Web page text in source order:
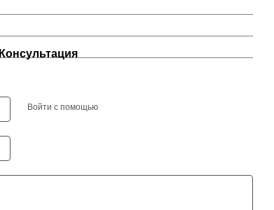
Консультация
Войти с помощью